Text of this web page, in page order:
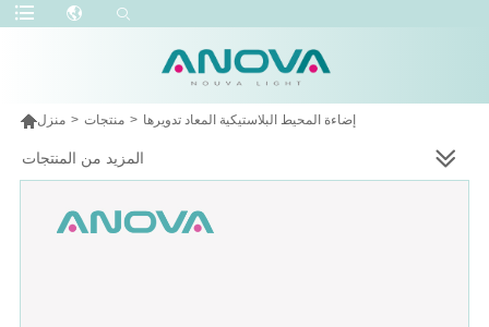
منزل > منتجات > إضاءة المحيط البلاستيكية المعاد تدويرها
المزيد من المنتجات